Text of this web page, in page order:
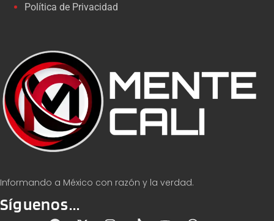
Informando a México con razón y la verdad.
Síguenos...
Política de Privacidad